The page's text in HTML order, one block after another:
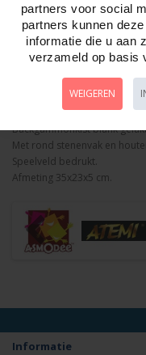
Omschrijving Foto
Backgammonkist blank
Met rond stenenvak en
Speelveld bedrukt.
Afmeting 35x23x5 cm.
Informatie
partners voor social
partners kunnen
informatie die u aan
verzameld op basis
WEIGEREN